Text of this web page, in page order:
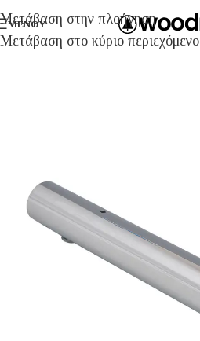
Μετάβαση στην πλοήγηση
Μετάβαση στο κύριο περιεχόμενο
ΜΕΝΟΎ